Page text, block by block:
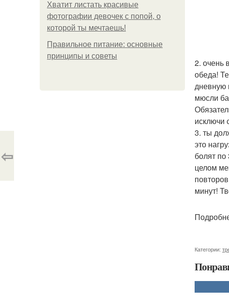
Хватит листать красивые
фотографии девочек с попой, о
которой ты мечтаешь!
Правильное питание: основные
принципы и советы
2. очень
обеда!
дневную
мюсли
исключи
3. ты
это
болят
целом
минут!
Категории:
⇦